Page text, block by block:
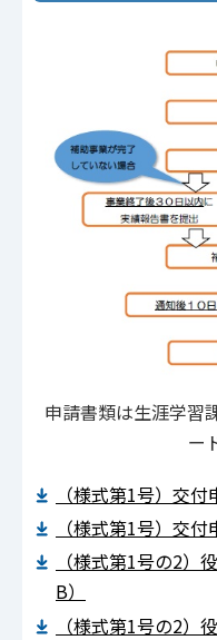
申請書類は生涯学習
ー
（様式第1号）交
（様式第1号）交付
（様式第1号の2）
B）
（様式第1号の2）